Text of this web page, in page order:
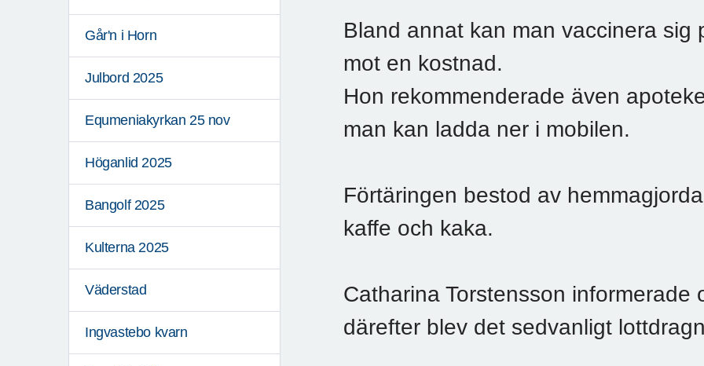
Går'n i Horn
Julbord 2025
Equmeniakyrkan 25 nov
Höganlid 2025
Bangolf 2025
Kulterna 2025
Väderstad
Ingvastebo kvarn
Bland annat kan man vaccinera sig
mot en kostnad.
Hon rekommenderade även
man kan ladda ner i mobilen.
Förtäringen bestod av
kaffe och kaka.
Catharina Torstensson informerade
därefter blev det sedvanligt